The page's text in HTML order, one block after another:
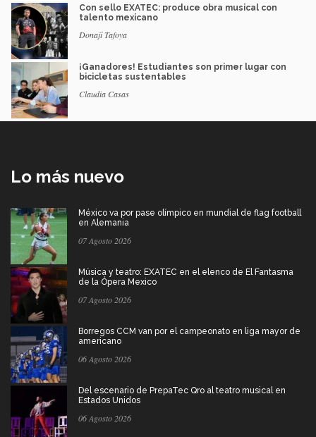
Con sello EXATEC: produce obra musical con
talento mexicano
Donají Tafoya
¡Ganadores! Estudiantes son primer lugar con
bicicletas sustentables
Claudia Casas
Lo más nuevo
México va por pase olímpico en mundial de flag football
en Alemania
07 Agosto 2026
Música y teatro: EXATEC en el elenco de El Fantasma
de la Ópera Mexico
07 Agosto 2026
Borregos CCM van por el campeonato en liga mayor de
americano
06 Agosto 2026
Del escenario de PrepaTec Qro al teatro musical en
Estados Unidos
06 Agosto 2026